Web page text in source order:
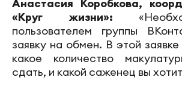
Анастасия Коробкова,
«Круг жизни»:
пользователем группы
заявку на обмен. В этой
какое количество
сдать, и какой саженец вы